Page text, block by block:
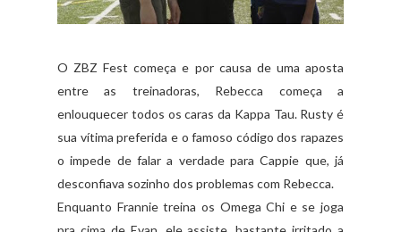
O ZBZ Fest começa e por causa de uma aposta
entre as treinadoras, Rebecca começa a
enlouquecer todos os caras da Kappa Tau. Rusty é
sua vítima preferida e o famoso código dos rapazes
o impede de falar a verdade para Cappie que, já
desconfiava sozinho dos problemas com Rebecca.
Enquanto Frannie treina os Omega Chi e se joga